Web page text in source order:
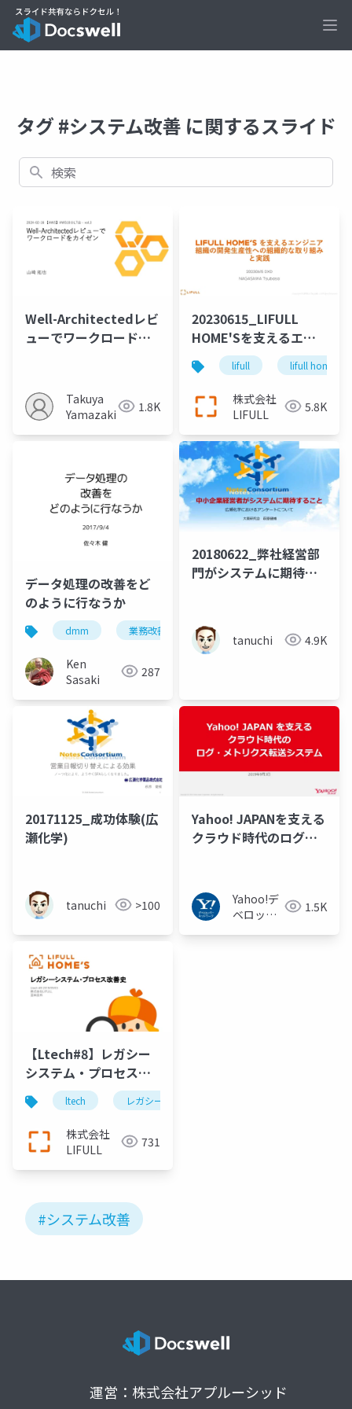
タグ #システム改善 に関するスライド
検索
Well-Architectedレビ
ューでワークロードを
Takuya
Yamazaki
1.8K
20230615_LIFULL
HOME'Sを支えるエン
ジニア 組織の開発生産
性への組織的な取り組
みと実践
lifull lifull home's
株式会社
LIFULL
5.8K
データ処理の改善をど
のように行なうか
dmm 業務改善 システム改善
Ken
Sasaki
287
20180622_弊社経営部
門がシステムに期待す
tanuchi 4.9K
20171125_成功体験(広
瀬化学)
tanuchi >100
Yahoo! JAPANを支える
クラウド時代のログ・
Yahoo!デ
ベロッパ
1.5K
【Ltech#8】レガシー
システム・プロセス改
善史
ltech レガシー
株式会社
LIFULL
731
#システム改善
運営：株式会社アプルーシッド